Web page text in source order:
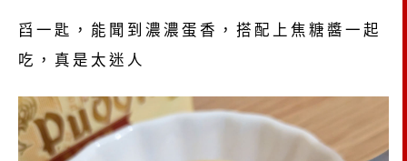
舀一匙，能聞到濃濃蛋香，搭配上焦糖醬一起
吃，真是太迷人